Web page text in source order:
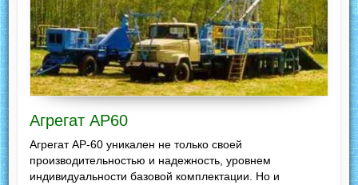
Агрегат АР60
Агрегат АР-60 уникален не только своей
производительностью и надежность, уровнем
индивидуальности базовой комплектации. Но и